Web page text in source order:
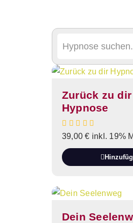
Zurück zu dir
Hypnose
39,00€ inkl. 19%
Dein